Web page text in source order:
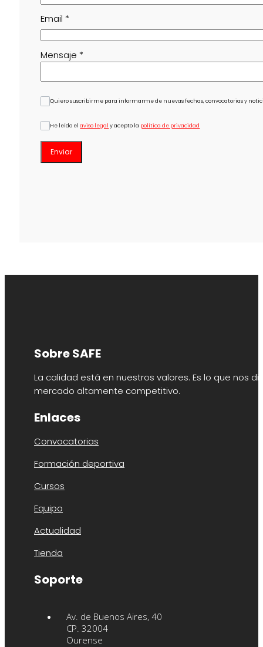
Email *
Mensaje *
Quiero suscribirme para informarme de nuevas fechas, convocatorias y
He leído elaviso legal y acepto la política de privacidad
Enviar
Sobre SAFE
La calidad está en nuestros valores. Es lo que nos
mercado altamente competitivo.
Enlaces
Convocatorias
Formación deportiva
Cursos
Equipo
Actualidad
Tienda
Soporte
Av. de Buenos Aires, 40
CP. 32004
Ourense